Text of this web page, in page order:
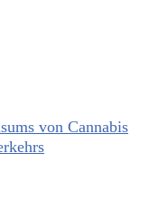
von Cannabis